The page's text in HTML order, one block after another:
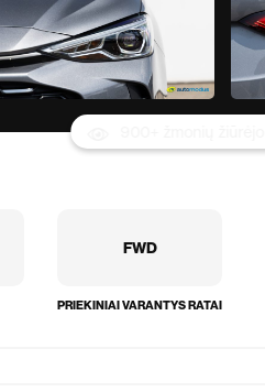
FWD
PRIEKINIAI VARANTYS RATAI